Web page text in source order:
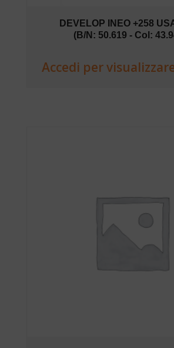
DEVELOP INEO +258
(B/N: 50.619 - Col:
Accedi per